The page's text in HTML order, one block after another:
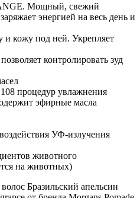
Мощный, свежий
энергией на весь день и
и кожу под ней. Укрепляет
контролировать зуд
процедур увлажнения
эфирные масла
УФ-излучения
животного
на животных)
Бразильский апельсин